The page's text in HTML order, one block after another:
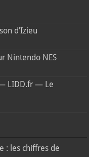
d’Izieu
Nintendo NES
LIDD.fr — Le
: les chiffres de